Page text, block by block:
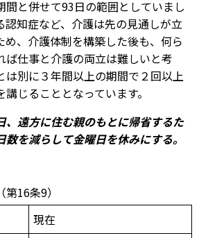
間と併せて93日の範囲としていまし
認知症など、介護は先の見通しが立
め、介護体制を構築した後も、何ら
ば仕事と介護の両立は難しいと考
は別に３年間以上の期間で２回以上
じることとなっています。
、遠方に住む親のもとに帰省するた
を減らして金曜日を休みにする。
16条9）
現在